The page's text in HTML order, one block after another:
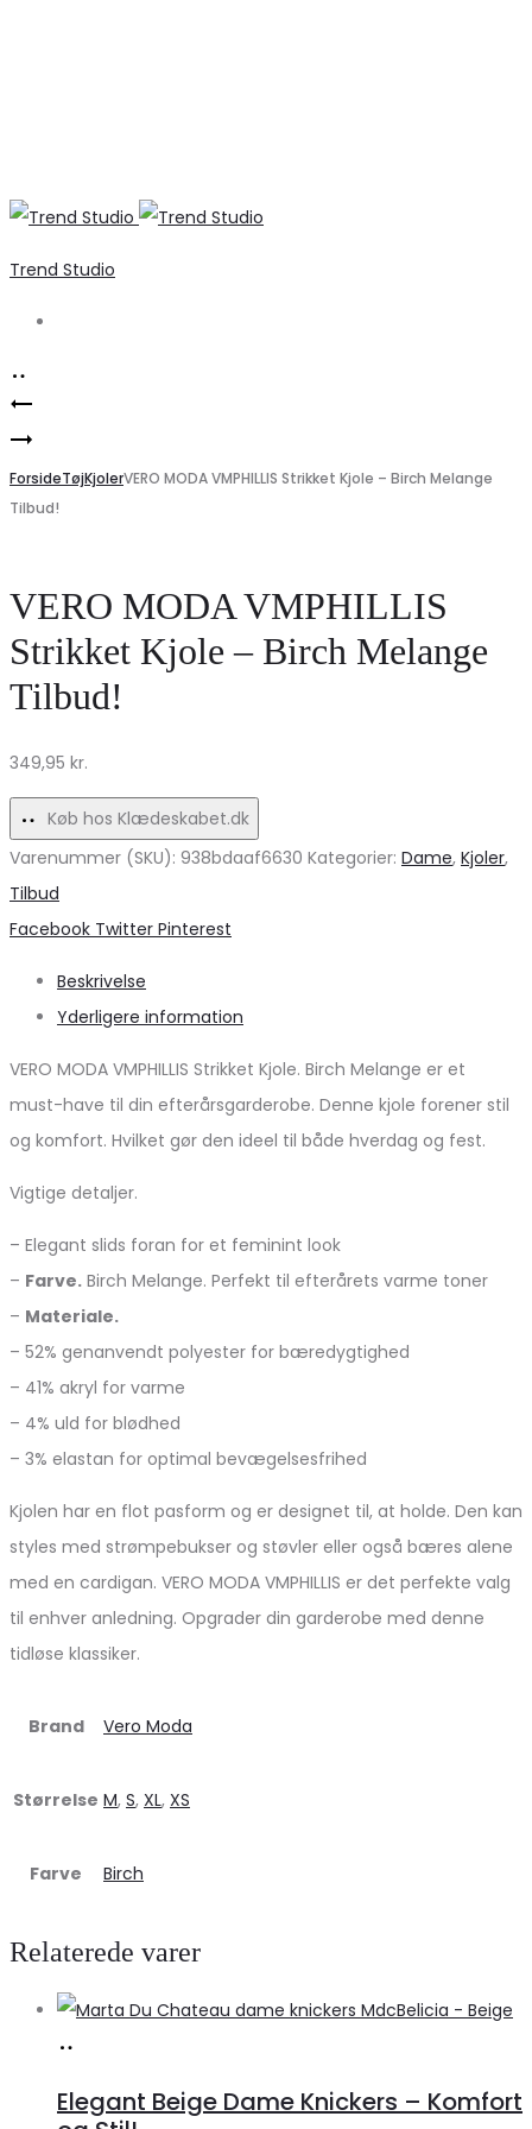
Trend Studio
Product
navigation
VMNANCY
Kjole
Elegance
til
Ethvert
Strikket
damekjole
PCNINA
Fantastisk
udsalg!
ForsideTøjKjolerVERO MODA VMPHILLIS Strikket Kjole – Birch Melange
Tilbud!
VERO MODA VMPHILLIS
Strikket Kjole – Birch Melange
Tilbud!
349,95 kr.
Køb hos Klædeskabet.dk
Varenummer (SKU): 938bdaaf6630 Kategorier: Dame, Kjoler,
Tilbud
Share
Facebook Twitter Pinterest
Beskrivelse
Yderligere information
VERO MODA VMPHILLIS Strikket Kjole. Birch Melange er et
must-have til din efterårsgarderobe. Denne kjole forener stil
og komfort. Hvilket gør den ideel til både hverdag og fest.
Vigtige detaljer.
– Elegant slids foran for et feminint look
– Farve. Birch Melange. Perfekt til efterårets varme toner
– Materiale.
– 52% genanvendt polyester for bæredygtighed
– 41% akryl for varme
– 4% uld for blødhed
– 3% elastan for optimal bevægelsesfrihed
Kjolen har en flot pasform og er designet til, at holde. Den kan
styles med strømpebukser og støvler eller også bæres alene
med en cardigan. VERO MODA VMPHILLIS er det perfekte valg
til enhver anledning. Opgrader din garderobe med denne
tidløse klassiker.
Brand Vero Moda
Størrelse M, S, XL, XS
Farve Birch
Relaterede varer
Klædeskabet.dk
Elegant Beige Dame Knickers – Komfort